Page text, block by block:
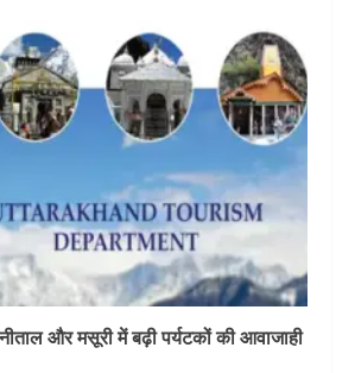
और मसूरी में बढ़ी पर्यटकों की आवाजाही